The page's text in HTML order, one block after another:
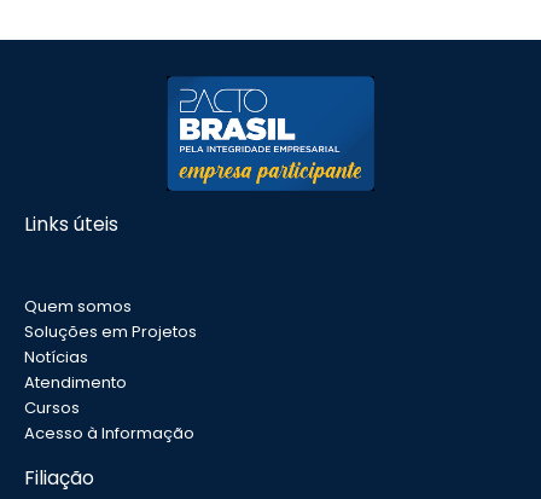
Links úteis
Quem somos
Soluções em Projetos
Notícias
Atendimento
Cursos
Acesso à Informação
Filiação